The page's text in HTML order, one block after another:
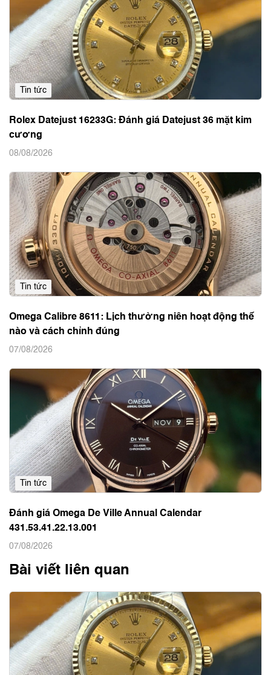
Tin tức
Rolex Datejust 16233G: Đánh giá Datejust 36 mặt kim
cương
08/08/2026
Tin tức
Omega Calibre 8611: Lịch thường niên hoạt động thế
nào và cách chỉnh đúng
07/08/2026
Tin tức
Đánh giá Omega De Ville Annual Calendar
431.53.41.22.13.001
07/08/2026
Bài viết liên quan